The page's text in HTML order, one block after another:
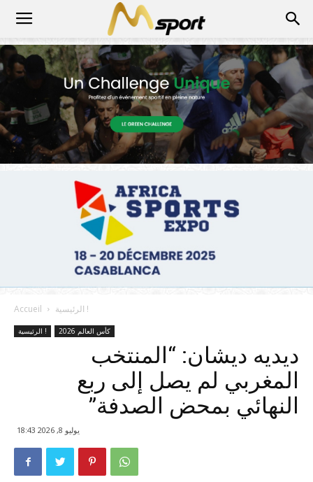
Accueil الرئيسية !
الرئيسية ! كأس العالم 2026
ديديه ديشان: “المنتخب
المغربي لم يصل إلى ربع
النهائي بمحض الصدفة”
يوليو 8, 2026 18:43